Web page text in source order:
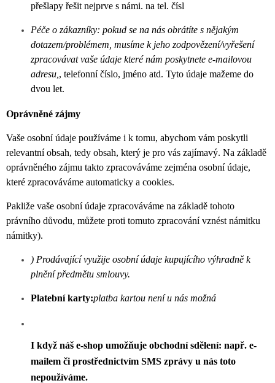
přešlapy řešit nejprve s námi. na tel. čísl
Péče o zákazníky: pokud se na nás obrátíte s nějakým
dotazem/problémem, musíme k jeho zodpovězení/vyřešení
zpracovávat vaše údaje které nám poskytnete e-mailovou
adresu, , telefonní číslo, jméno atd. Tyto údaje mažeme do
dvou let.
Oprávněné zájmy
Vaše osobní údaje používáme i k tomu, abychom vám poskytli
relevantní obsah, tedy obsah, který je pro vás zajímavý. Na základě
oprávněného zájmu takto zpracováváme zejména osobní údaje,
které zpracováváme automaticky a cookies.
Pakliže vaše osobní údaje zpracováváme na základě tohoto
právního důvodu, můžete proti tomuto zpracování vznést námitku
námitky).
) Prodávající využije osobní údaje kupujícího výhradně k
plnění předmětu smlouvy.
Platební karty:platba kartou není u nás možná
I když náš e-shop umožňuje obchodní sdělení: např. e-
mailem či prostřednictvím SMS zprávy u nás toto
nepoužíváme.